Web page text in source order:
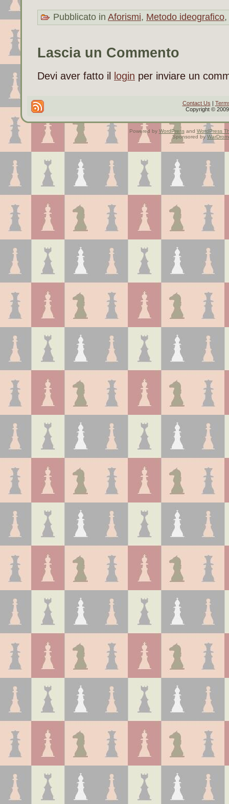
Pubblicato in Aforismi, Metodo ideografico,
Lascia un Commento
Devi aver fatto il login per inviare un
Contact Us |
Copyright ©
Powered by WordPressand WordPress
Sponsored by